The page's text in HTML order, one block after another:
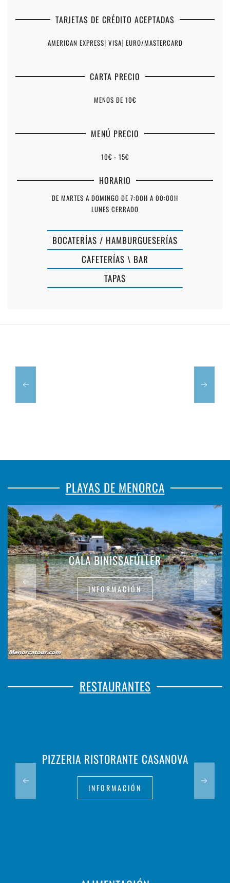
TARJETAS DE CRÉDITO ACEPTADAS
AMERICAN EXPRESS| VISA| EURO/MASTERCARD
CARTA PRECIO
MENOS DE 10€
MENÚ PRECIO
10€ - 15€
HORARIO
DE MARTES A DOMINGO DE 7:00H A 00:00H
LUNES CERRADO
BOCATERÍAS / HAMBURGUESERÍAS
CAFETERÍAS \ BAR
TAPAS
BAR
CRISTANAL
PLAYAS DE MENORCA
CALA BINISSAFÚLLER
INFORMACIÓN
RESTAURANTES
PIZZERIA RISTORANTE CASANOVA
INFORMACIÓN